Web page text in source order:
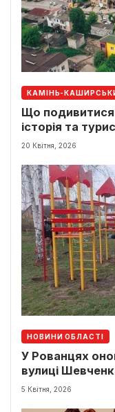
КАМІНЬ-
Що
історія та
20 Квітня, 2026
НОВИНИ ОБЛАСТІ
У Рованцях
вулиці
5 Квітня, 2026